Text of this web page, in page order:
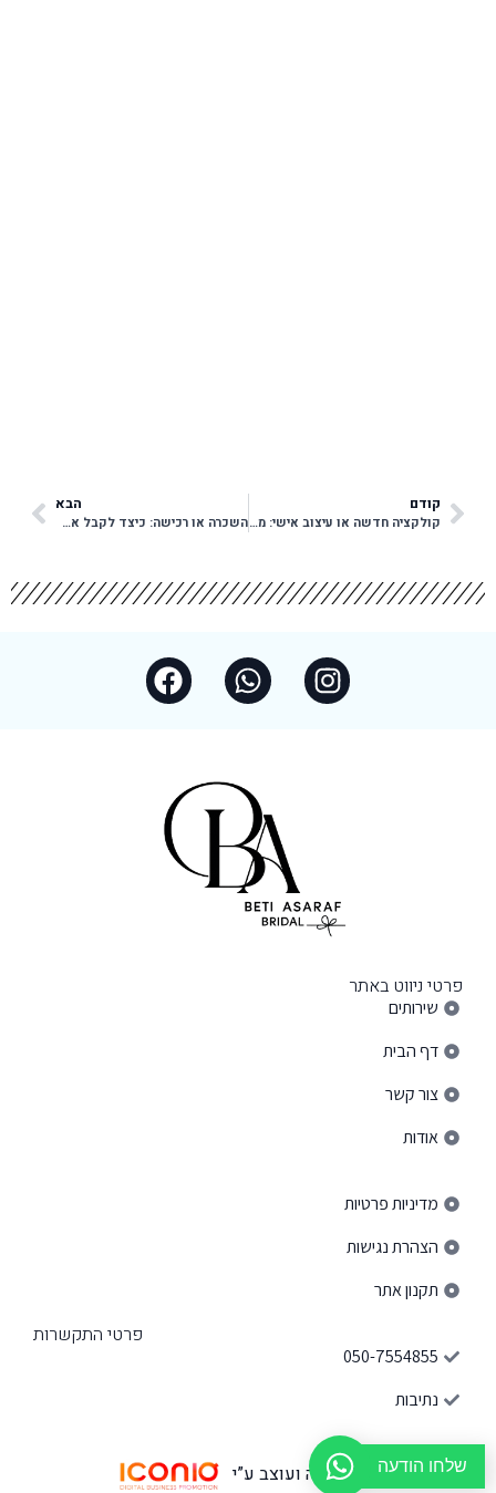
קודם
קולקציה חדשה או עיצוב אישי: מהי הבחירה הנכונה עבורך
הבא
השכרה או רכישה: כיצד לקבל את ההחלטה הנכונה עבור שמלת הכלה שלך
פרטי ניווט באתר
שירותים
דף הבית
צור קשר
אודות
מדיניות פרטיות
הצהרת נגישות
תקנון אתר
פרטי התקשרות
050-7554855
נתיבות
האתר נבנה ועוצב ע”ישלחו הודעה